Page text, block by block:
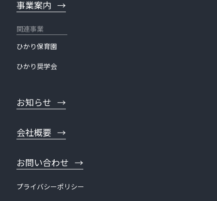
事業案内
ひかり保育園
ひかり奨学会
お知らせ
会社概要
お問い合わせ
プライバシーポリシー